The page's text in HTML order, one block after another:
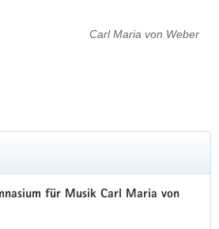
Carl Maria von Weber
für Musik Carl Maria von